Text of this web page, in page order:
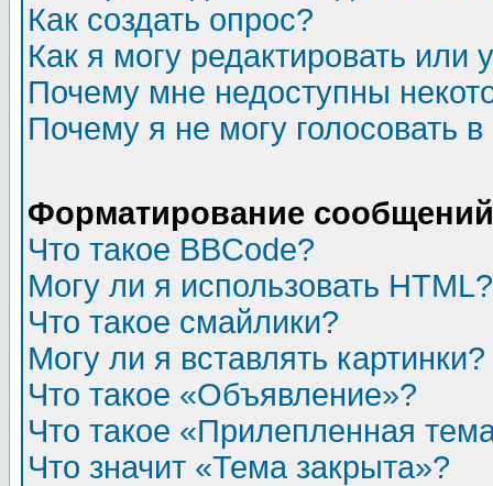
Как создать опрос?
Как я могу редактировать или
Почему мне недоступны
Почему я не могу голосовать
Форматирование
Что такое BBCode?
Могу ли я использовать HTML?
Что такое смайлики?
Могу ли я вставлять картинки?
Что такое «Объявление»?
Что такое «Прилепленная
Что значит «Тема закрыта»?